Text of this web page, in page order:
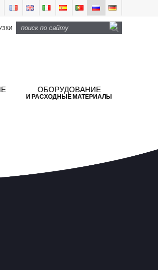
ОБОРУДОВАНИЕ
И РАСХОДНЫЕ МАТЕРИАЛЫ